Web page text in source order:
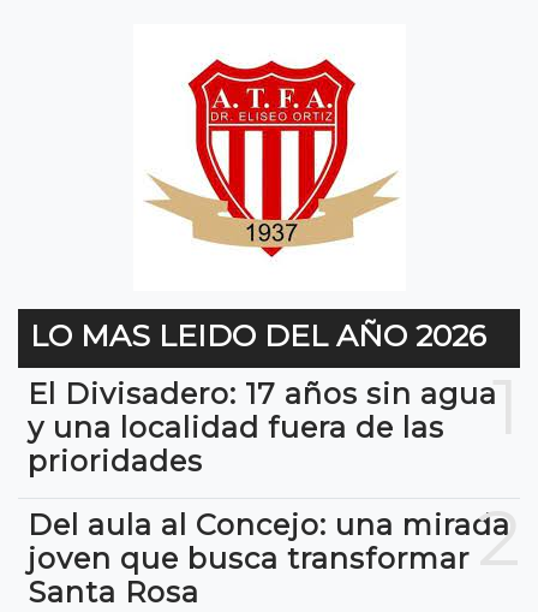
LO MAS LEIDO DEL AÑO 2026
1
El Divisadero: 17 años sin agua
y una localidad fuera de las
prioridades
2
Del aula al Concejo: una mirada
joven que busca transformar
Santa Rosa